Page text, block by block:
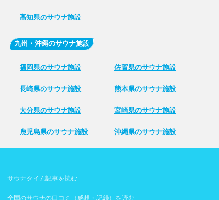
高知県のサウナ施設
九州・沖縄のサウナ施設
福岡県のサウナ施設 佐賀県のサウナ施設
長崎県のサウナ施設 熊本県のサウナ施設
大分県のサウナ施設 宮崎県のサウナ施設
鹿児島県のサウナ施設 沖縄県のサウナ施設
サウナタイム記事を読む
全国のサウナの口コミ（感想・記録）を読む